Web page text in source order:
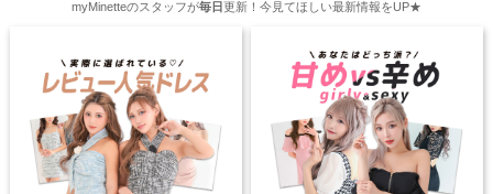
myMinetteのスタッフが毎日更新！今見てほしい最新情報をUP★